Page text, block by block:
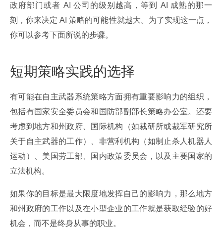
政府部门或者 AI 公司的级别越高，等到 AI 成熟的那一
刻，你来决定 AI 策略的可能性就越大。为了实现这一点，
你可以参考下面所说的步骤。
短期策略实践的选择
有可能在自主武器系统策略方面拥有重要影响力的组织，
包括有国家安全委员会和国防部副部长策略办公室。还要
考虑到地方和州政府、国际机构（如裁研所或裁军研究所
关于自主武器的工作）、非营利机构（如制止杀人机器人
运动）、美国劳工部、国内政策委员会，以及主要国家的
立法机构。
如果你的目标是最大限度地发挥自己的影响力，那么地方
和州政府的工作以及在小型企业的工作就是获取经验的好
机会，而不是终身从事的职业。